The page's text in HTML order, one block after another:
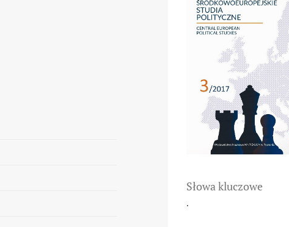
Słowa kluczowe
.